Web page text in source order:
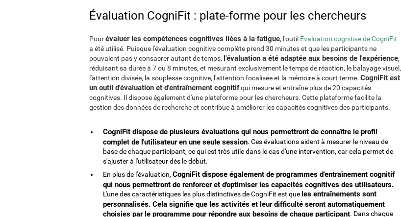
Évaluation CogniFit : plate-forme pour les chercheurs
Pourévaluer les compétences cognitives liées à la fatigue, l'outil Évaluation cognitive de CogniFit
a été utilisé. Puisque l'évaluation cognitive complète prend 30 minutes et que les participants ne
pouvaient pas y consacrer autant de temps, l'évaluation a été adaptée aux besoins de l'expérience,
réduisant sa durée à 7 ou 8 minutes, et mesurant exclusivement le temps de réaction, le balayage visuel,
l'attention divisée, la souplesse cognitive, l'attention focalisée et la mémoire à court terme. CogniFit est
un outil d'évaluation et d'entraînement cognitifqui mesure et entraîne plus de 20 capacités
cognitives. Il dispose également d'une plateforme pour les chercheurs. Cette plateforme facilite la
gestion des données de recherche et contribue à améliorer les capacités cognitives des participants.
CogniFit dispose de plusieurs évaluations qui nous permettront de connaître le profil
complet de l'utilisateur en une seule session. Ces évaluations aident à mesurer le niveau de
base de chaque participant, ce qui est très utile dans le cas d'une intervention, car cela permet de
s'ajuster à l'utilisateur dès le début.
En plus de l'évaluation,CogniFit dispose également de programmes d'entraînement cognitif
qui nous permettront de renforcer et d'optimiser les capacités cognitives des utilisateurs.
L'une des caractéristiques les plus distinctives de CogniFit est que les entraînements sont
personnalisés. Cela signifie que les activités et leur difficulté seront automatiquement
choisies par le programme pour répondre aux besoins de chaque participant. Dans chaque